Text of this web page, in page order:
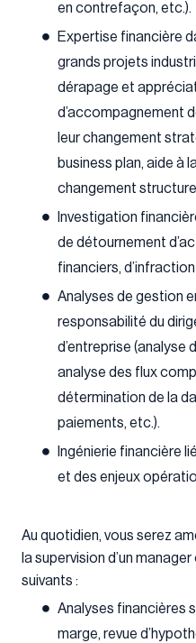
en contrefaçon, etc.).
Expertise financière
grands projets
dérapage et
d’accompagnement
leur changement
business plan, aide à
changement
Investigation
de détournement
financiers,
Analyses de gestion
responsabilité du
d’entreprise (analyse
analyse des flux
détermination de la
paiements, etc.).
Ingénierie financière
et des enjeux
Au quotidien, vous serez
la supervision d’un
suivants :
Analyses financières
marge, revue